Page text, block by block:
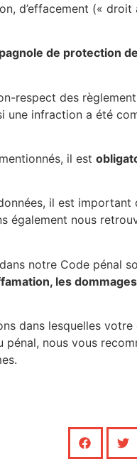
d’effacement («
de protection
respect des
infraction a été
il est
il est
également nous
notre Code pénal
les
dans lesquelles
nous vous